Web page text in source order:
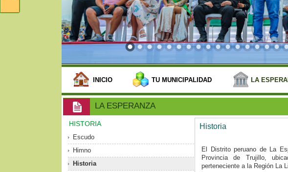
INICIO TU MUNICIPALIDAD LA
LA ESPERANZA
HISTORIA
Escudo
Himno
Historia
Historia
El Distrito peruano de La
Provincia de Trujillo,
perteneciente a la Región La